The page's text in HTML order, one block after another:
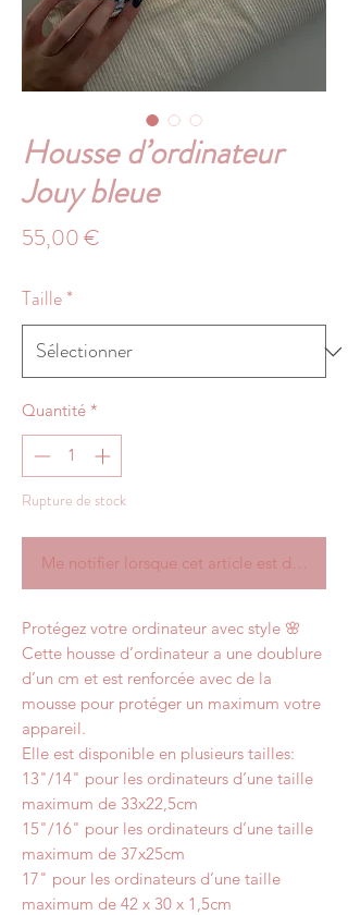
Housse d’ordinateur
Jouy bleue
55,00 €
Taille*
Quantité *
Rupture de stock
Me notifier lorsque cet article est disponible
Protégez votre ordinateur avec style 🌸
Cette housse d’ordinateur a une doublure
d’un cm et est renforcée avec de la
mousse pour protéger un maximum votre
appareil.
Elle est disponible en plusieurs tailles:
13"/14" pour les ordinateurs d’une taille
maximum de 33x22,5cm
15"/16" pour les ordinateurs d’une taille
maximum de 37x25cm
17" pour les ordinateurs d’une taille
maximum de 42 x 30 x 1,5cm